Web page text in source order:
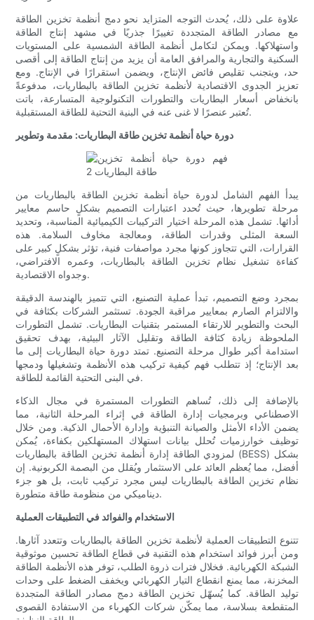
علاوة على ذلك، يُحدث التوجه المتزايد نحو دمج أنظمة تخزين الطاقة
مع مصادر الطاقة المتجددة تغييرًا جذريًا في مشهد إنتاج الطاقة
واستهلاكها. ويمكن لتكامل أنظمة الطاقة الشمسية على المستويات
السكنية والتجارية والمرافق العامة أن يزيد من إنتاج الطاقة إلى أقصى
حد، ويتجنب تقليص فائض الإنتاج، ويضمن استقرارًا في الإنتاج. ومع
تعزيز الجدوى الاقتصادية لأنظمة تخزين الطاقة بالبطاريات، مدفوعةً
بانخفاض أسعار البطاريات والتطورات التكنولوجية المتسارعة، باتت
تُعتبر عنصرًا لا غنى عنه في البنية التحتية للطاقة المستقبلية.
دورة حياة أنظمة تخزين طاقة البطاريات: مقدمة وتطوير
يبدأ الفهم الشامل لدورة حياة أنظمة تخزين الطاقة بالبطاريات من
مرحلة تطويرها، حيث تُحدد اعتبارات التصميم بشكلٍ حاسم معايير
أدائها. تشمل هذه المرحلة اختيار التركيبات الكيميائية المناسبة، وتحديد
السعة المثلى وقدرات الطاقة، ومعالجة مخاوف السلامة. هذه
القرارات، التي تتجاوز كونها مجرد مواصفات فنية، تؤثر بشكلٍ كبير على
كفاءة تشغيل نظام تخزين الطاقة بالبطاريات، وعمره الافتراضي،
وجدواه الاقتصادية.
بمجرد وضع التصميم، تبدأ عملية التصنيع، التي تتميز بالهندسة الدقيقة
والالتزام الصارم بمعايير مراقبة الجودة. تستثمر الشركات بكثافة في
البحث والتطوير للارتقاء المستمر بتقنيات البطاريات. تشمل التطورات
الملحوظة زيادة كثافة الطاقة وتقليل الآثار البيئية، بهدف تحقيق
استدامة أكبر طوال مرحلة التصنيع. تمتد دورة حياة البطاريات إلى ما
بعد الإنتاج؛ إذ تتطلب فهم كيفية تركيب هذه الأنظمة وتشغيلها ودمجها
في البنى التحتية القائمة للطاقة.
بالإضافة إلى ذلك، تُساهم التطورات المستمرة في مجال الذكاء
الاصطناعي وبرمجيات إدارة الطاقة في إثراء المرحلة الثانية، مما
يضمن الأداء الأمثل والصيانة التنبؤية وإدارة الأحمال الذكية. ومن خلال
توظيف خوارزميات تُحلل بيانات استهلاك المستهلكين بكفاءة، يُمكن
لمزودي الطاقة إدارة أنظمة تخزين الطاقة بالبطاريات (BESS) بشكل
أفضل، مما يُعظم العائد على الاستثمار ويُقلل من البصمة الكربونية. إن
نظام تخزين الطاقة بالبطاريات ليس مجرد تركيب ثابت، بل هو جزء
ديناميكي من منظومة طاقة متطورة.
الاستخدام والفوائد في التطبيقات العملية
تتنوع التطبيقات العملية لأنظمة تخزين الطاقة بالبطاريات وتتعدد آثارها.
ومن أبرز فوائد استخدام هذه التقنية في قطاع الطاقة تحسين موثوقية
الشبكة الكهربائية. فخلال فترات ذروة الطلب، توفر هذه الأنظمة الطاقة
المخزنة، مما يمنع انقطاع التيار الكهربائي ويخفف الضغط على وحدات
توليد الطاقة. كما يُسهّل تخزين الطاقة دمج مصادر الطاقة المتجددة
المتقطعة بسلاسة، مما يمكّن شركات الكهرباء من الاستفادة القصوى